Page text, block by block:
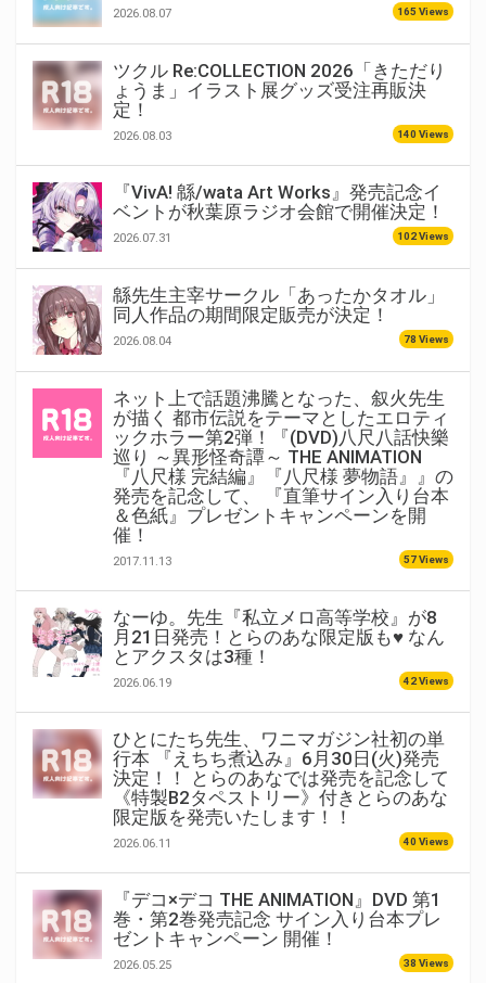
2026.08.07 165 Views
ツクル Re:COLLECTION 2026「きただり
ょうま」イラスト展グッズ受注再販決
定！
2026.08.03 140 Views
『VivA! 緜/wata Art Works』発売記念イ
ベントが秋葉原ラジオ会館で開催決定！
2026.07.31 102 Views
緜先生主宰サークル「あったかタオル」
同人作品の期間限定販売が決定！
2026.08.04 78 Views
ネット上で話題沸騰となった、叙火先生
が描く 都市伝説をテーマとしたエロティ
ックホラー第2弾！『(DVD)八尺八話快樂
巡り ～異形怪奇譚～ THE ANIMATION
『八尺様 完結編』『八尺様 夢物語』』の
発売を記念して、 『直筆サイン入り台本
＆色紙』プレゼントキャンペーンを開
催！
2017.11.13 57 Views
なーゆ。先生『私立メロ高等学校』が8
月21日発売！とらのあな限定版も♥ なん
とアクスタは3種！
2026.06.19 42 Views
ひとにたち先生、ワニマガジン社初の単
行本 『えちち煮込み』6月30日(火)発売
決定！！ とらのあなでは発売を記念して
《特製B2タペストリー》付きとらのあな
限定版を発売いたします！！
2026.06.11 40 Views
『デコ×デコ THE ANIMATION』DVD 第1
巻・第2巻発売記念 サイン入り台本プレ
ゼントキャンペーン 開催！
2026.05.25 38 Views